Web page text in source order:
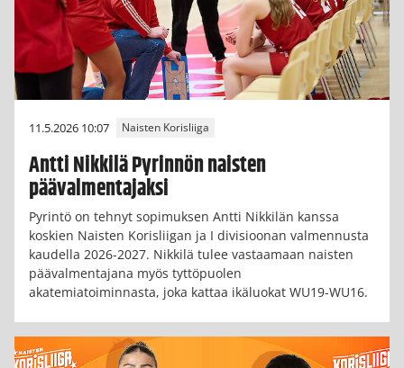
11.5.2026 10:07 Naisten Korisliiga
Antti Nikkilä Pyrinnön naisten
päävalmentajaksi
Pyrintö on tehnyt sopimuksen Antti Nikkilän kanssa
koskien Naisten Korisliigan ja I divisioonan valmennusta
kaudella 2026-2027. Nikkilä tulee vastaamaan naisten
päävalmentajana myös tyttöpuolen
akatemiatoiminnasta, joka kattaa ikäluokat WU19-WU16.